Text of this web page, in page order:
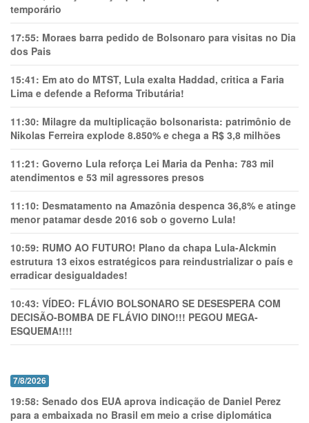
temporário
17:55: Moraes barra pedido de Bolsonaro para visitas no Dia
dos Pais
15:41: Em ato do MTST, Lula exalta Haddad, critica a Faria
Lima e defende a Reforma Tributária!
11:30: Milagre da multiplicação bolsonarista: patrimônio de
Nikolas Ferreira explode 8.850% e chega a R$ 3,8 milhões
11:21: Governo Lula reforça Lei Maria da Penha: 783 mil
atendimentos e 53 mil agressores presos
11:10: Desmatamento na Amazônia despenca 36,8% e atinge
menor patamar desde 2016 sob o governo Lula!
10:59: RUMO AO FUTURO! Plano da chapa Lula-Alckmin
estrutura 13 eixos estratégicos para reindustrializar o país e
erradicar desigualdades!
10:43: VÍDEO: FLÁVIO BOLSONARO SE DESESPERA COM
DECISÃO-BOMBA DE FLÁVIO DINO!!! PEGOU MEGA-
ESQUEMA!!!!
7/8/2026
19:58: Senado dos EUA aprova indicação de Daniel Perez
para a embaixada no Brasil em meio a crise diplomática